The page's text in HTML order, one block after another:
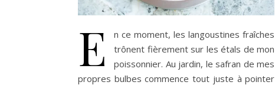
E
n ce moment, les langoustines fraîches
trônent fièrement sur les étals de mon
poissonnier. Au jardin, le safran de mes
propres bulbes commence tout juste à pointer